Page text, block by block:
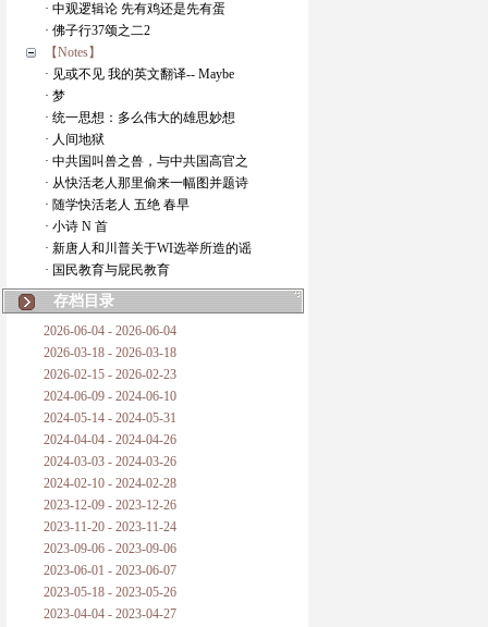
· 中观逻辑论 先有鸡还是先有蛋
· 佛子行37颂之二2
【Notes】
· 见或不见 我的英文翻译-- Maybe
· 梦
· 统一思想：多么伟大的雄思妙想
· 人间地狱
· 中共国叫兽之兽，与中共国高官之
· 从快活老人那里偷来一幅图并题诗
· 随学快活老人 五绝 春早
· 小诗 N 首
· 新唐人和川普关于WI选举所造的谣
· 国民教育与屁民教育
存档目录
2026-06-04 - 2026-06-04
2026-03-18 - 2026-03-18
2026-02-15 - 2026-02-23
2024-06-09 - 2024-06-10
2024-05-14 - 2024-05-31
2024-04-04 - 2024-04-26
2024-03-03 - 2024-03-26
2024-02-10 - 2024-02-28
2023-12-09 - 2023-12-26
2023-11-20 - 2023-11-24
2023-09-06 - 2023-09-06
2023-06-01 - 2023-06-07
2023-05-18 - 2023-05-26
2023-04-04 - 2023-04-27